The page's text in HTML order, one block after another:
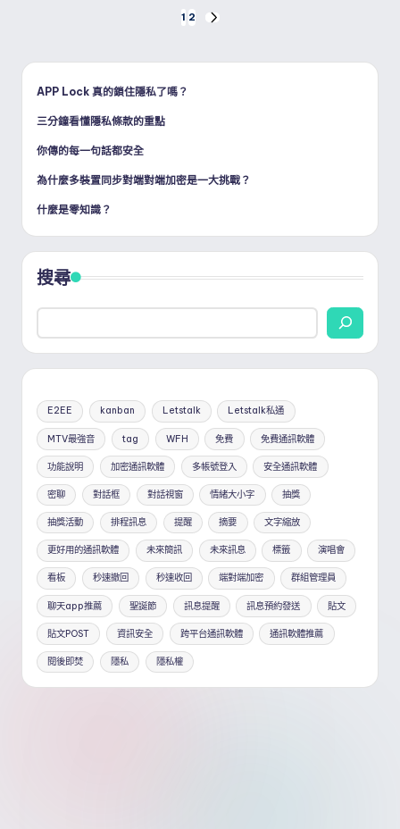
章
分
頁
1 2
APP Lock 真的鎖住隱私了嗎？
三分鐘看懂隱私條款的重點
你傳的每一句話都安全
為什麼多裝置同步對端對端加密是一大挑戰？
什麼是零知識？
搜尋
E2EE kanban Letstalk Letstalk私通
MTV最強音 tag WFH 免費 免費通訊軟體
功能說明 加密通訊軟體 多帳號登入 安全通訊軟體
密聊 對話框 對話視窗 情緒大小字 抽獎
抽獎活動 排程訊息 提醒 摘要 文字縮放
更好用的通訊軟體 未來簡訊 未來訊息 標籤 演唱會
看板 秒速撤回 秒速收回 端對端加密 群組管理員
聊天app推薦 聖誕節 訊息提醒 訊息預約發送 貼文
貼文POST 資訊安全 跨平台通訊軟體 通訊軟體推薦
閱後即焚 隱私 隱私權